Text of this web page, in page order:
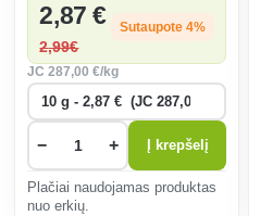
2,87 €
2,99€
Sutaupote 4%
JC287,00 €/kg
− + Į krepšelį
Plačiai naudojamas produktas
nuo erkių.